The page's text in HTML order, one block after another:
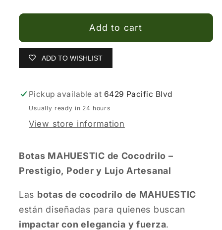
MAHUESTIC
Boots
color
horma
Rodeo
MAHUESTIC
Boots
color
horma
Rodeo
Add to cart
ADD TO WISHLIST
Pickup available at 6429 Pacific Blvd
Usually ready in 24 hours
View store information
Botas MAHUESTIC de Cocodrilo –
Prestigio, Poder y Lujo Artesanal
Las botas de cocodrilo de MAHUESTIC
están diseñadas para quienes buscan
impactar con elegancia y fuerza.